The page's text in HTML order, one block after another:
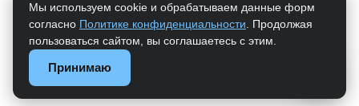
Мы используем cookie и обрабатываем данные форм
согласно Политике конфиденциальности . Продолжая
пользоваться сайтом, вы соглашаетесь с этим.
Принимаю